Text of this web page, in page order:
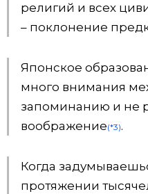
религий и всех
– поклонение
Японское
много внимания
запоминанию и не
воображение(*3).
Когда
протяжении